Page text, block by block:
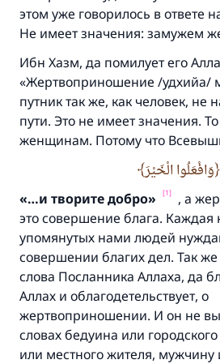
этом уже говорилось в ответе
Не имеет значения: замужем
Ибн Хазм, да помилует его
«Жертвоприношение /удхийа/
путник так же, как человек, не
пути. Это не имеет значения.
женщинам. Потому что
وَافْعَلُوا الْخَيْرَ
«…и творите добро»
[1]
, а
это совершение блага. Каждая
упомянутых нами людей
совершении благих дел. Так
слова Посланника Аллаха, да
Аллах и облагодетельствует, о
жертвоприношении. И он не
словах бедуина или
или местного жителя,